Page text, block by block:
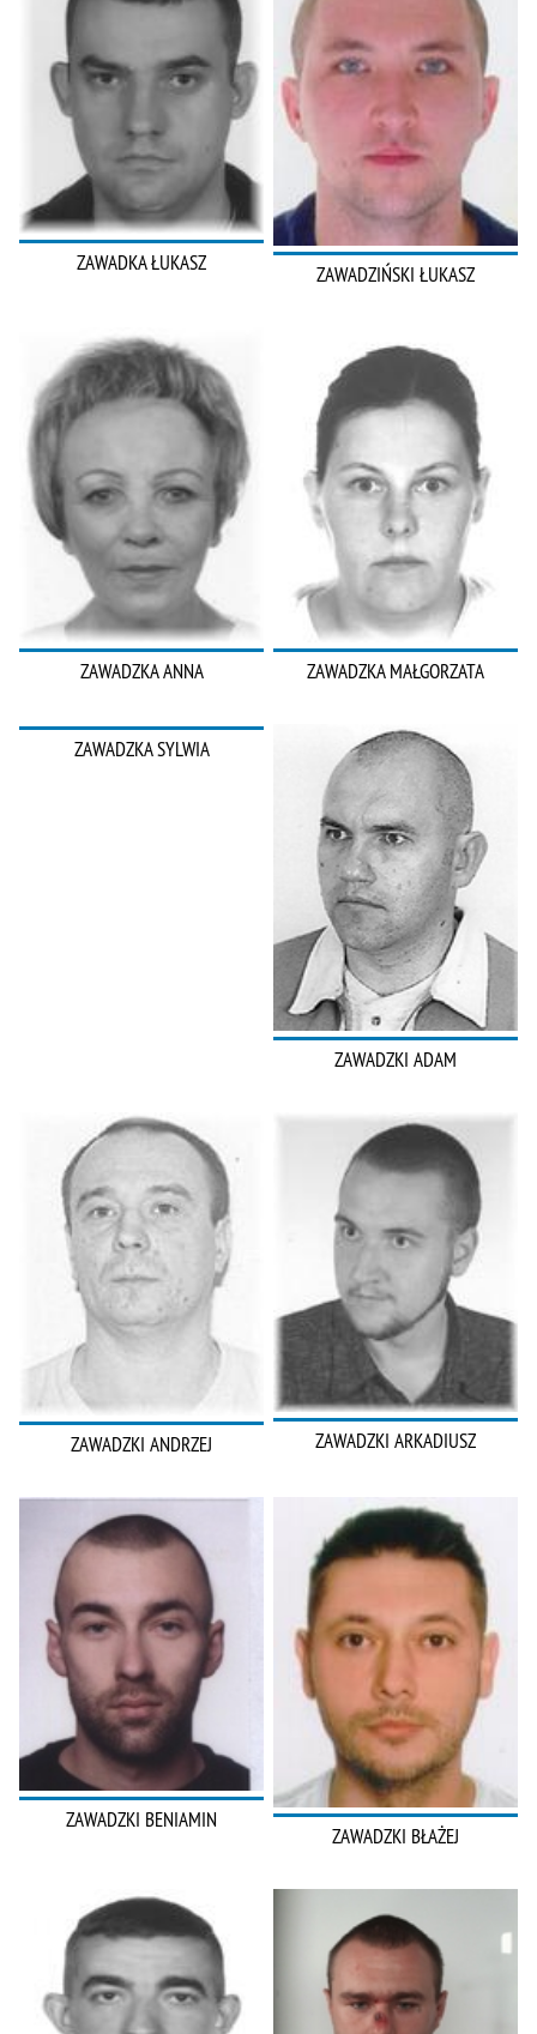
ZAWADKA ŁUKASZ ZAWADZIŃSKI ŁUKASZ
ZAWADZKA ANNA ZAWADZKA MAŁGORZATA
ZAWADZKA SYLWIA
ZAWADZKI ADAM
ZAWADZKI ANDRZEJ ZAWADZKI ARKADIUSZ
ZAWADZKI BENIAMIN
ZAWADZKI BŁAŻEJ